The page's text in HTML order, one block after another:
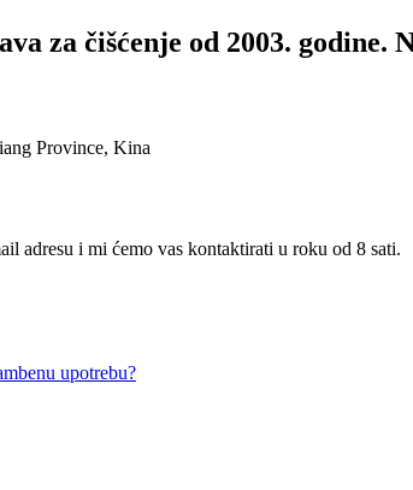
za čišćenje od 2003. godine.
Province, Kina
adresu i mi ćemo vas kontaktirati u roku od 8 sati.